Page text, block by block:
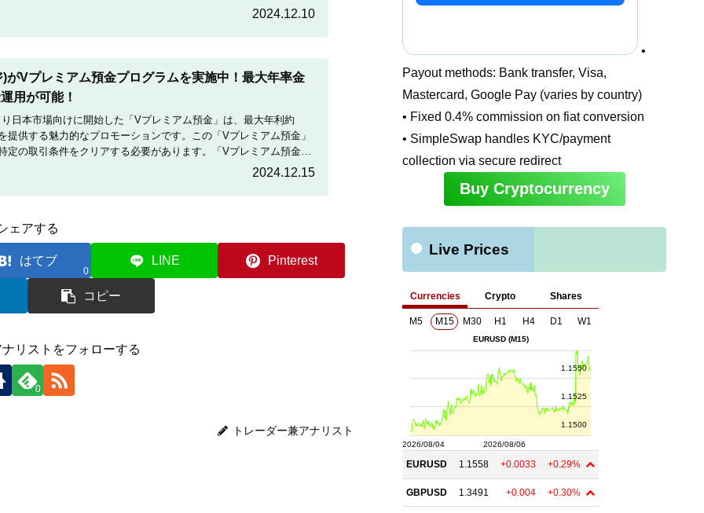
施している割引コードとお得な割引コードを紹介します。2024.12.10
がVプレミアム預金プログラムを実施中！最大年率金
用が可能！
日本市場向けに開始した「Vプレミアム預金」は、最大年利約
提供する魅力的なプロモーションです。この「Vプレミアム預金」
定の取引条件をクリアする必要があります。「Vプレミアム預金」
しっかりと読んで、条件をよく確認した後で参加しましょう。
2024.12.15
ェアする
はてブ
0
LINE Pinterest
コピー
ナリストをフォローする
0
トレーダー兼アナリスト
•
Payout methods: Bank transfer, Visa,
Mastercard, Google Pay (varies by country)
• Fixed 0.4% commission on fiat conversion
• SimpleSwap handles KYC/payment
collection via secure redirect
Buy Cryptocurrency
Live Prices